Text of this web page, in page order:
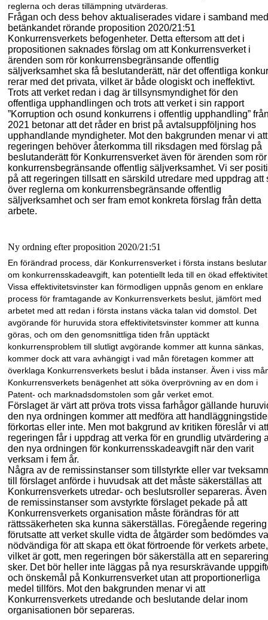
reglerna och deras tillämpning utvärderas.
Frågan och dess behov aktualiserades vidare i samband med
betänkandet rörande proposition 2020/21:51
Konkurrensverkets befogenheter. Detta eftersom att det i
propositionen saknades förslag om att Konkurrensverket i
ärenden som rör konkurrensbegränsande offentlig
säljverksamhet ska få beslutanderätt, när det offentliga konkur
rerar med det privata, vilket är både ologiskt och ineffektivt.
Trots att verket redan i dag är tillsynsmyndighet för den
offentliga upphandlingen och trots att verket i sin rapport
”Korruption och osund konkurrens i offentlig upphandling” från
2021 betonar att det råder en brist på avtalsuppföljning hos
upphandlande myndigheter. Mot den bakgrunden menar vi att
regeringen behöver återkomma till riksdagen med förslag på
beslutanderätt för Konkurrensverket även för ärenden som rör
konkurrensbegränsande offentlig säljverksamhet. Vi ser
på att regeringen tillsatt en särskild utredare med uppdrag att
över reglerna om konkurrensbegränsande offentlig
säljverksamhet och ser fram emot konkreta förslag från detta
arbete.
Ny ordning efter proposition 2020/21:51
En förändrad process, där Konkurrensverket i första instans beslutar
om konkurrensskadeavgift, kan potentiellt leda till en ökad effektivitet.
Vissa effektivitetsvinster kan förmodligen uppnås genom en enklare
process för framtagande av Konkurrensverkets beslut, jämfört med
arbetet med att redan i första instans väcka talan vid domstol. Det
avgörande för huruvida stora effektivitetsvinster kommer att kunna
göras, och om den genomsnittliga tiden från upptäckt
konkurrensproblem till slutligt avgörande kommer att kunna sänkas,
kommer dock att vara avhängigt i vad mån företagen kommer att
överklaga Konkurrensverkets beslut i båda instanser. Även i viss
Konkurrensverkets benägenhet att söka överprövning av en dom i
Patent- och marknadsdomstolen som går verket emot.
Förslaget är värt att pröva trots vissa farhågor gällande
den nya ordningen kommer att medföra att
förkortas eller inte. Men mot bakgrund av kritiken föreslår vi att
regeringen får i uppdrag att verka för en grundlig utvärdering
den nya ordningen för konkurrensskadeavgift när den varit
verksam i fem år.
Några av de remissinstanser som tillstyrkte eller var
till förslaget anförde i huvudsak att det måste säkerställas att
Konkurrensverkets utredar- och beslutsroller separeras. Även
de remissinstanser som avstyrkte förslaget pekade på att
Konkurrensverkets organisation måste förändras för att
rättssäkerheten ska kunna säkerställas. Föregående regering
förutsatte att verket skulle vidta de åtgärder som bedömdes
nödvändiga för att skapa ett ökat förtroende för verkets arbete,
vilket är gott, men regeringen bör säkerställa att en separering
sker. Det bör heller inte läggas på nya resurskrävande
och önskemål på Konkurrensverket utan att proportioner liga
medel tillförs. Mot den bakgrunden menar vi att
Konkurrensverkets utredande och beslutande delar inom
organisationen bör separeras.